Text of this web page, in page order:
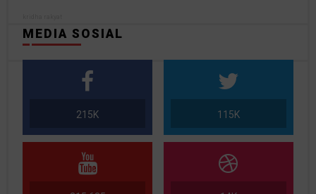
MEDIA SOSIAL
215K 115K